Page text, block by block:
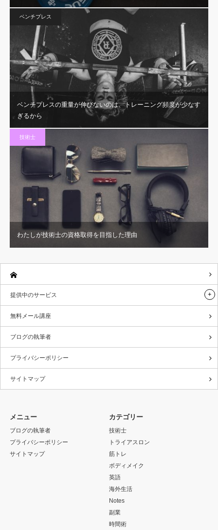
ベンチプレス
ベンチプレスの重量が伸びないのは、トレーニング頻度が少なす
ぎるから
技術士
わたしが技術士の資格取得を目指した理由
提供中のサービス
無料メール講座
ブログの執筆者
プライバシーポリシー
サイトマップ
メニュー
ブログの執筆者
プライバシーポリシー
サイトマップ
カテゴリー
技術士
トライアスロン
筋トレ
ボディメイク
英語
海外生活
Notes
副業
時間術